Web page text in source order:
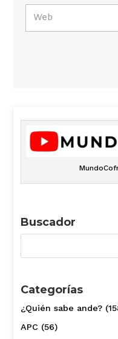
Buscador
Categorías
¿Quién sabe ande?
APC(56)